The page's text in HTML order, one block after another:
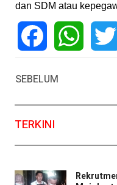
dan SDM atau
SEBELUM
TERKINI